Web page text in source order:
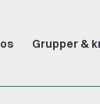
Grupper &